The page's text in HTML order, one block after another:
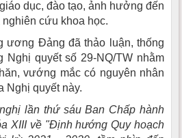
dục, đào tạo, ảnh hưởng đến
cứu khoa học.
ương Đảng đã thảo luận, thống
Nghị quyết số 29-NQ/TW nhằm
vướng mắc có nguyên nhân
Nghị quyết này.
lần thứ sáu Ban Chấp hành
XIII về "Định hướng Quy hoạch